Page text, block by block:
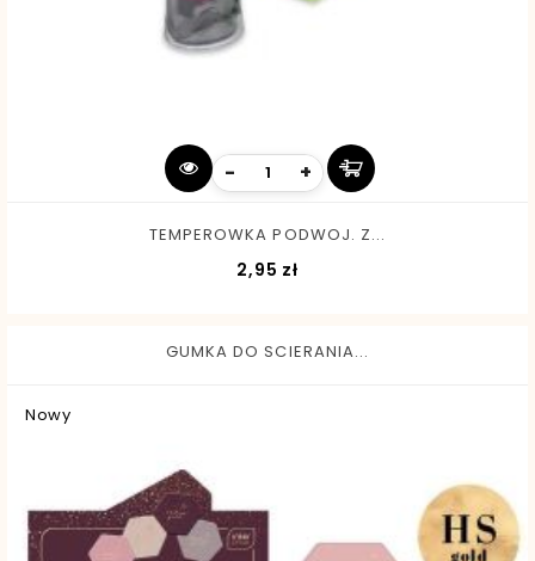
- +
TEMPEROWKA PODWOJ. Z...
2,95 zł
GUMKA DO SCIERANIA...
Nowy